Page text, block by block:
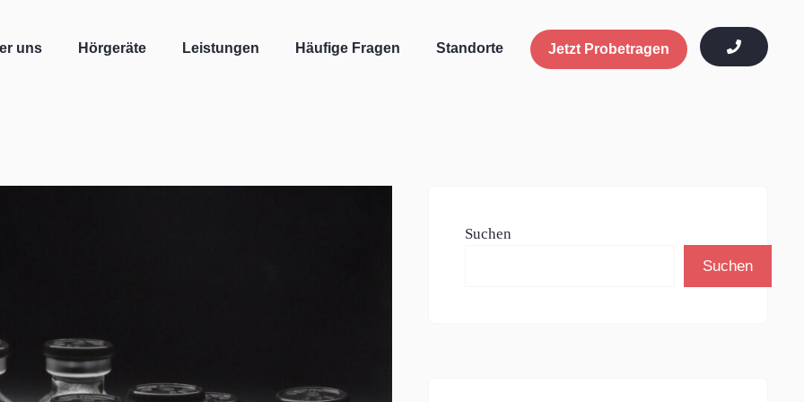
uns Hörgeräte Leistungen Häufige Fragen Standorte Jetzt Probetragen
Suchen
Suchen